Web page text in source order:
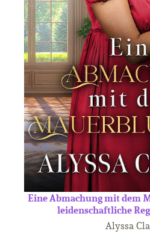
Eine Abmachung mit dem
leidenschaftliche
Alyssa